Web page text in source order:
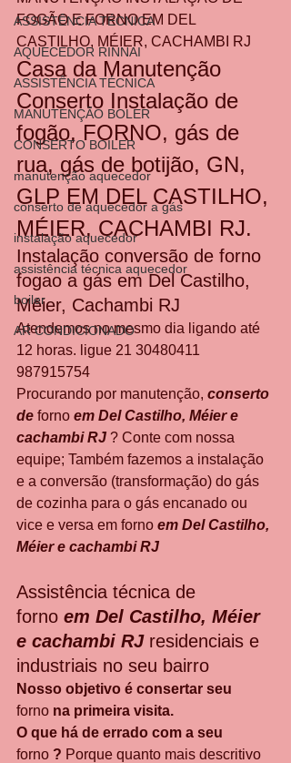
ASSISTÊNCIA TÉCNICA
AQUECEDOR RINNAI
ASSISTÊNCIA TÉCNICA
MANUTENÇÃO BOLER
CONSERTO BOILER
manutenção aquecedor
conserto de aquecedor a gás
instalação aquecedor
assistência técnica aquecedor
boiler
AR CONDICIONADO
FOGÃO E FORNO EM DEL
CASTILHO, MÉIER, CACHAMBI RJ
Casa da Manutenção
Conserto Instalação de
fogão, FORNO, gás de
rua, gás de botijão, GN,
GLP EM DEL CASTILHO,
MÉIER, CACHAMBI RJ.
Instalação conversão de forno
fogao a gás em Del Castilho,
Méier, Cachambi RJ
Atendemos no mesmo dia ligando até
12 horas. ligue 21 30480411
987915754
Procurando por manutenção, conserto
de forno em Del Castilho, Méier e
cachambi RJ ? Conte com nossa
equipe; Também fazemos a instalação
e a conversão (transformação) do gás
de cozinha para o gás encanado ou
vice e versa em forno em Del Castilho,
Méier e cachambi RJ
Assistência técnica de
forno em Del Castilho, Méier
e cachambi RJ residenciais e
industriais no seu bairro
Nosso objetivo é consertar seu
forno na primeira visita.
O que há de errado com a seu
forno ? Porque quanto mais descritivo